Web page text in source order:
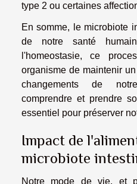
type 2 ou certaines
En somme, le microbiote
de notre santé
l'homeostasie, ce
organisme de maintenir
changements de
comprendre et prendre
essentiel pour préserver
Impact de
microbiote
Notre mode de vie, et